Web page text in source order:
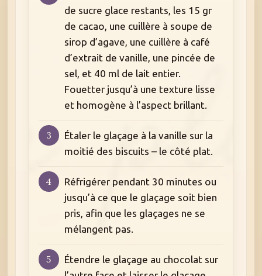
de sucre glace restants, les 15 gr
de cacao, une cuillère à soupe de
sirop d’agave, une cuillère à café
d’extrait de vanille, une pincée de
sel, et 40 ml de lait entier.
Fouetter jusqu’à une texture lisse
et homogène à l’aspect brillant.
Étaler le glaçage à la vanille sur la
moitié des biscuits – le côté plat.
Réfrigérer pendant 30 minutes ou
jusqu’à ce que le glaçage soit bien
pris, afin que les glaçages ne se
mélangent pas.
Étendre le glaçage au chocolat sur